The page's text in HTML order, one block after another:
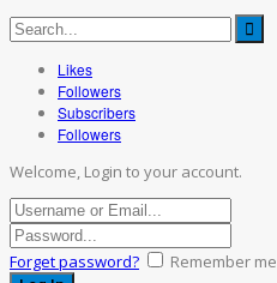
Likes
Followers
Subscribers
Followers
Welcome, Login to your account.
Forget password? Remember me